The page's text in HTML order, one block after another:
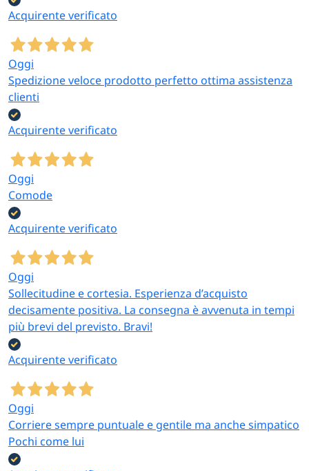
Acquirente verificato
Oggi
Spedizione veloce prodotto perfetto ottima assistenza
clienti
Acquirente verificato
Oggi
Comode
Acquirente verificato
Oggi
Sollecitudine e cortesia. Esperienza d’acquisto
decisamente positiva. La consegna è avvenuta in tempi
più brevi del previsto. Bravi!
Acquirente verificato
Oggi
Corriere sempre puntuale e gentile ma anche simpatico
Pochi come lui